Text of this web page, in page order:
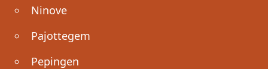
Ninove
Pajottegem
Pepingen